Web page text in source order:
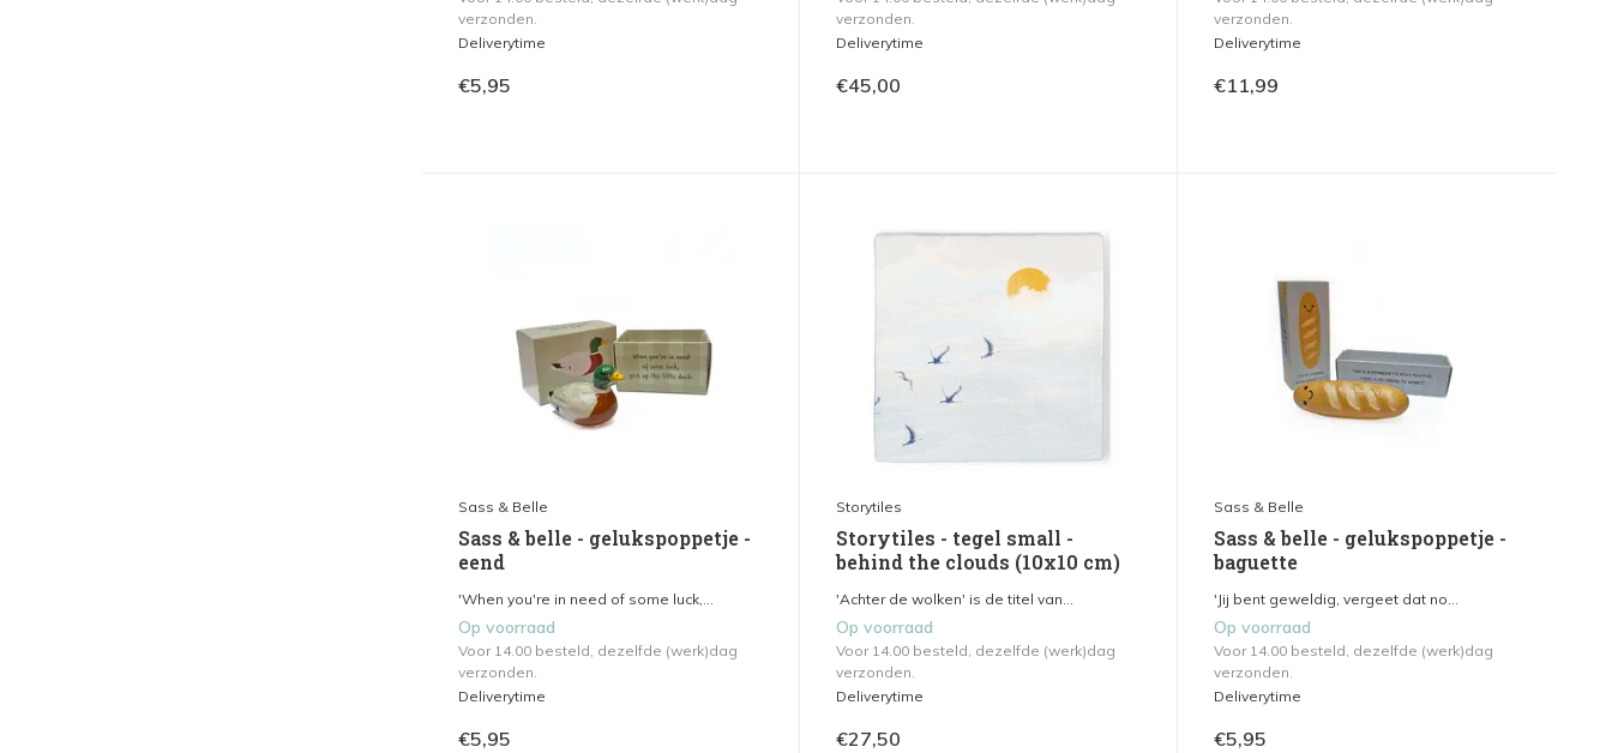
verzonden.
Deliverytime
€5,95
verzonden.
Deliverytime
€45,00
verzonden.
Deliverytime
€11,99
Sass & Belle
Sass & belle - gelukspoppetje -
eend
'When you're in need of some luck,...
Op voorraad
Voor 14.00 besteld, dezelfde (werk)dag
verzonden.
Deliverytime
€5,95
Storytiles
Storytiles - tegel small -
behind the clouds (10x10 cm)
'Achter de wolken' is de titel van...
Op voorraad
Voor 14.00 besteld, dezelfde (werk)dag
verzonden.
Deliverytime
€27,50
Sass & Belle
Sass & belle - gelukspoppetje -
baguette
'Jij bent geweldig, vergeet dat no...
Op voorraad
Voor 14.00 besteld, dezelfde (werk)dag
verzonden.
Deliverytime
€5,95